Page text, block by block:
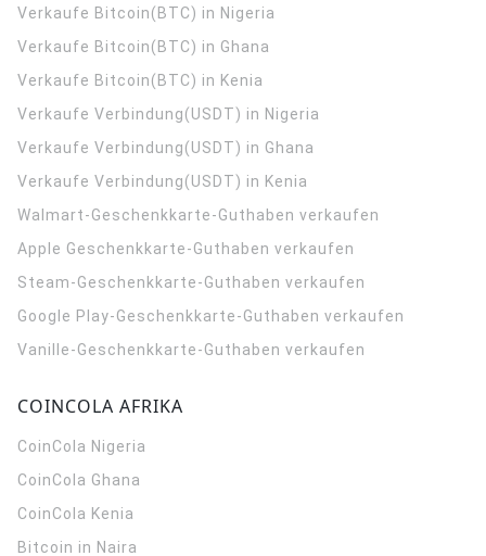
Verkaufe Bitcoin(BTC) in Nigeria
Verkaufe Bitcoin(BTC) in Ghana
Verkaufe Bitcoin(BTC) in Kenia
Verkaufe Verbindung(USDT) in Nigeria
Verkaufe Verbindung(USDT) in Ghana
Verkaufe Verbindung(USDT) in Kenia
Walmart-Geschenkkarte-Guthaben verkaufen
Apple Geschenkkarte-Guthaben verkaufen
Steam-Geschenkkarte-Guthaben verkaufen
Google Play-Geschenkkarte-Guthaben verkaufen
Vanille-Geschenkkarte-Guthaben verkaufen
COINCOLA AFRIKA
CoinCola Nigeria
CoinCola Ghana
CoinCola Kenia
Bitcoin in Naira